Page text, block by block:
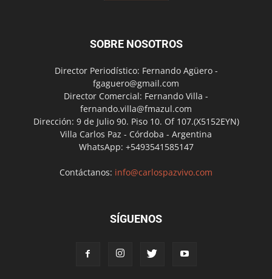
SOBRE NOSOTROS
Director Periodístico: Fernando Agüero -
fgaguero@gmail.com
Director Comercial: Fernando Villa -
fernando.villa@fmazul.com
Dirección: 9 de Julio 90. Piso 10. Of 107.(X5152EYN)
Villa Carlos Paz - Córdoba - Argentina
WhatsApp: +5493541585147
Contáctanos: info@carlospazvivo.com
SÍGUENOS